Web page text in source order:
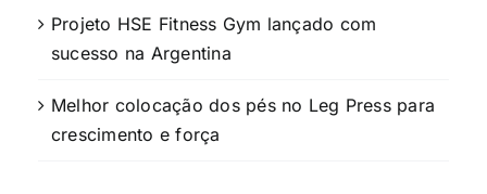
Projeto HSE Fitness Gym lançado com
sucesso na Argentina
Melhor colocação dos pés no Leg Press para
crescimento e força